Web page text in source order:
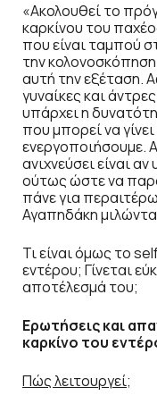
«Ακολουθεί το
καρκίνου του
που είναι ταμπού
την
αυτή την εξέταση.
γυναίκες και
υπάρχει η
που μπορεί να
ενεργοποιήσουμε.
ανιχνεύσει είναι
ούτως ώστε να
πάνε για
Αγαπηδάκη
Τι είναι όμως το
εντέρου; Γίνεται
αποτέλεσμά του;
Ερωτήσεις και
καρκίνο του
Πώς λειτουργεί;